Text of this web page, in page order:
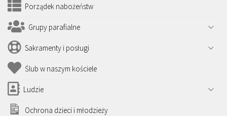
Porządek nabożeństw
Grupy parafialne
Sakramenty i posługi
Ślub w naszym kościele
Ludzie
Ochrona dzieci i młodzieży